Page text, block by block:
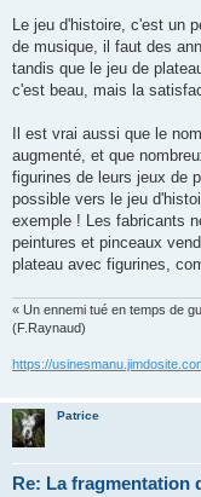
Le jeu d'histoire, c'est un
de musique, il faut des
tandis que le jeu de
c'est beau, mais la
Il est vrai aussi que le
augmenté, et que
figurines de leurs jeux de
possible vers le jeu
exemple ! Les fabricants
peintures et pinceaux
plateau avec figurines,
« Un ennemi tué en temps de
(F.Raynaud)
https://
Patrice
Re: La fragmentation